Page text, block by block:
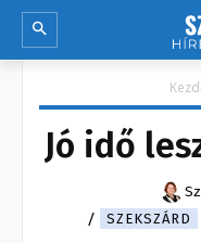
Jó idő
SZEKSZÁRD